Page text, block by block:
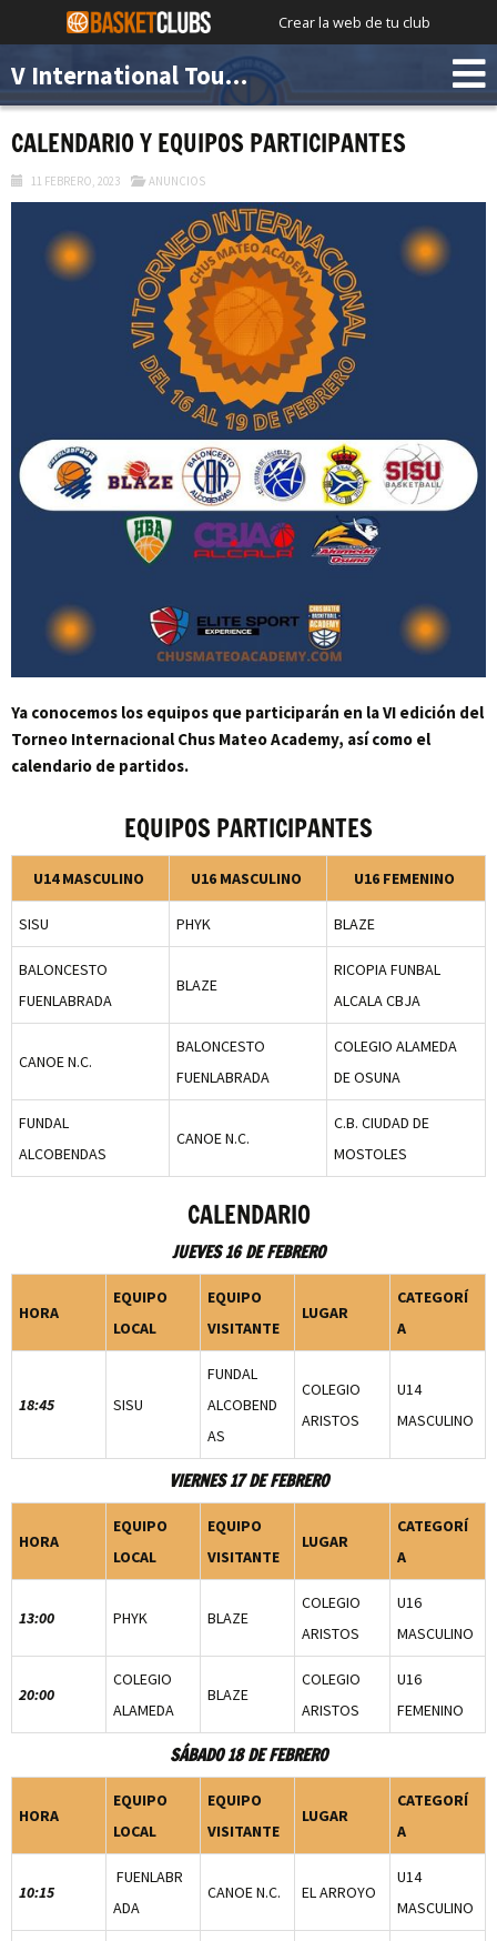
Crear la web de tu club
V International Tournament Chus Mateo Academy
CALENDARIO Y EQUIPOS PARTICIPANTES
11 FEBRERO, 2023 ANUNCIOS
Ya conocemos los equipos que participarán en la VI edición del
Torneo Internacional Chus Mateo Academy, así como el
calendario de partidos.
EQUIPOS PARTICIPANTES
U14 MASCULINO U16 MASCULINO U16 FEMENINO
SISU PHYK BLAZE
BALONCESTO
FUENLABRADA
BLAZE
RICOPIA FUNBAL
ALCALA CBJA
CANOE N.C.
BALONCESTO
FUENLABRADA
COLEGIO ALAMEDA
DE OSUNA
FUNDAL
ALCOBENDAS
CANOE N.C.
C.B. CIUDAD DE
MOSTOLES
CALENDARIO
JUEVES 16 DE FEBRERO
HORA
EQUIPO
LOCAL
EQUIPO
VISITANTE
LUGAR
CATEGORÍ
A
18:45 SISU
FUNDAL
ALCOBEND
AS
COLEGIO
ARISTOS
U14
MASCULINO
VIERNES 17 DE FEBRERO
HORA
EQUIPO
LOCAL
EQUIPO
VISITANTE
LUGAR
CATEGORÍ
A
13:00 PHYK BLAZE
COLEGIO
ARISTOS
U16
MASCULINO
20:00
COLEGIO
ALAMEDA
BLAZE
COLEGIO
ARISTOS
U16
FEMENINO
SÁBADO 18 DE FEBRERO
HORA
EQUIPO
LOCAL
EQUIPO
VISITANTE
LUGAR
CATEGORÍ
A
10:15
FUENLABR
ADA
CANOE N.C. EL ARROYO
U14
MASCULINO